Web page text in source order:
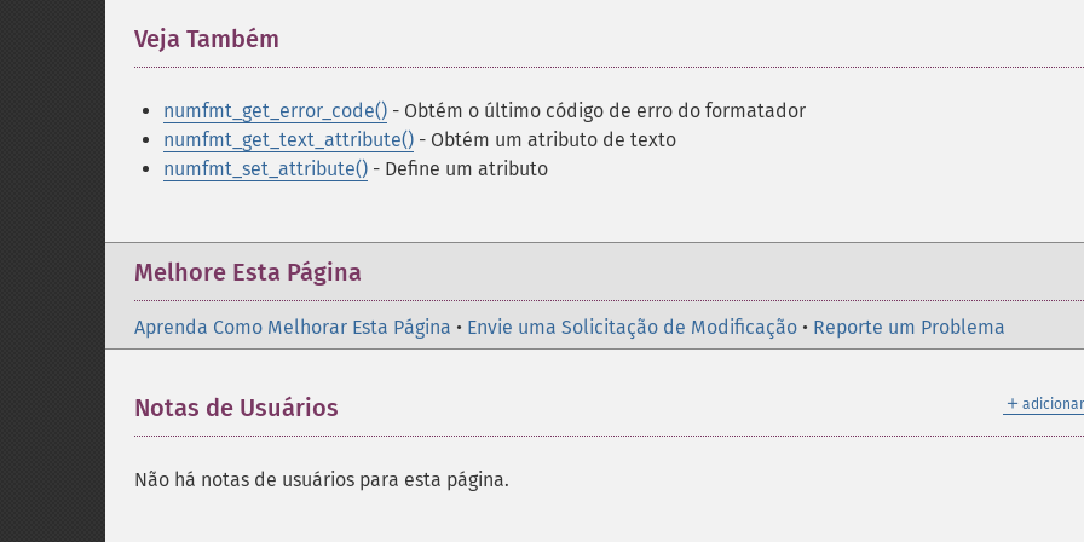
Veja Também
numfmt_get_error_code() - Obtém o último código de erro do formatador
numfmt_get_text_attribute() - Obtém um atributo de texto
numfmt_set_attribute() - Define um atributo
Melhore Esta Página
Aprenda Como Melhorar Esta Página • Envie uma Solicitação de Modificação • Reporte um Problema
＋
Notas de Usuários
Não há notas de usuários para esta página.